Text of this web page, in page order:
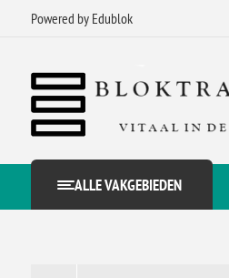
Powered by Edublok
ALLE VAKGEBIEDEN